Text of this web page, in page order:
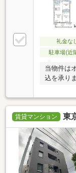
礼金な
駐車場(近
当物件は
込を承り
賃貸マンション 東